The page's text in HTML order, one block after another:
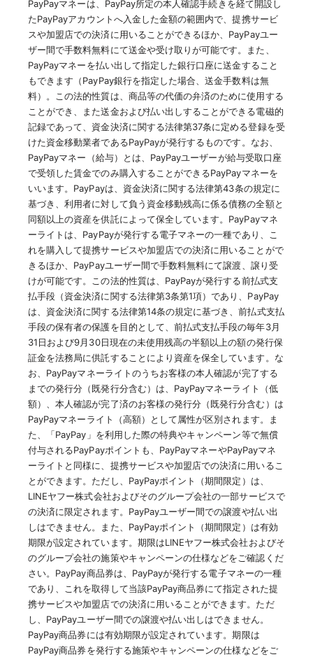
PayPayマネーは、PayPay所定の本人確認手続きを経て開設し
たPayPayアカウントへ入金した金額の範囲内で、提携サービ
スや加盟店での決済に用いることができるほか、PayPayユー
ザー間で手数料無料にて送金や受け取りが可能です。また、
PayPayマネーを払い出して指定した銀行口座に送金すること
もできます（PayPay銀行を指定した場合、送金手数料は無
料）。この法的性質は、商品等の代価の弁済のために使用する
ことができ、また送金および払い出しすることができる電磁的
記録であって、資金決済に関する法律第37条に定める登録を受
けた資金移動業者であるPayPayが発行するものです。なお、
PayPayマネー（給与）とは、PayPayユーザーが給与受取口座
で受領した賃金でのみ購入することができるPayPayマネーを
いいます。PayPayは、資金決済に関する法律第43条の規定に
基づき、利用者に対して負う資金移動残高に係る債務の全額と
同額以上の資産を供託によって保全しています。PayPayマネ
ーライトは、PayPayが発行する電子マネーの一種であり、こ
れを購入して提携サービスや加盟店での決済に用いることがで
きるほか、PayPayユーザー間で手数料無料にて譲渡、譲り受
けが可能です。この法的性質は、PayPayが発行する前払式支
払手段（資金決済に関する法律第3条第1項）であり、PayPay
は、資金決済に関する法律第14条の規定に基づき、前払式支払
手段の保有者の保護を目的として、前払式支払手段の毎年3月
31日および9月30日現在の未使用残高の半額以上の額の発行保
証金を法務局に供託することにより資産を保全しています。な
お、PayPayマネーライトのうちお客様の本人確認が完了する
までの発行分（既発行分含む）は、PayPayマネーライト（低
額）、本人確認が完了済のお客様の発行分（既発行分含む）は
PayPayマネーライト（高額）として属性が区別されます。ま
た、「PayPay」を利用した際の特典やキャンペーン等で無償
付与されるPayPayポイントも、PayPayマネーやPayPayマネ
ーライトと同様に、提携サービスや加盟店での決済に用いるこ
とができます。ただし、PayPayポイント（期間限定）は、
LINEヤフー株式会社およびそのグループ会社の一部サービスで
の決済に限定されます。PayPayユーザー間での譲渡や払い出
しはできません。また、PayPayポイント（期間限定）は有効
期限が設定されています。期限はLINEヤフー株式会社およびそ
のグループ会社の施策やキャンペーンの仕様などをご確認くだ
さい。PayPay商品券は、PayPayが発行する電子マネーの一種
であり、これを取得して当該PayPay商品券にて指定された提
携サービスや加盟店での決済に用いることができます。ただ
し、PayPayユーザー間での譲渡や払い出しはできません。
PayPay商品券には有効期限が設定されています。期限は
PayPay商品券を発行する施策やキャンペーンの仕様などをご